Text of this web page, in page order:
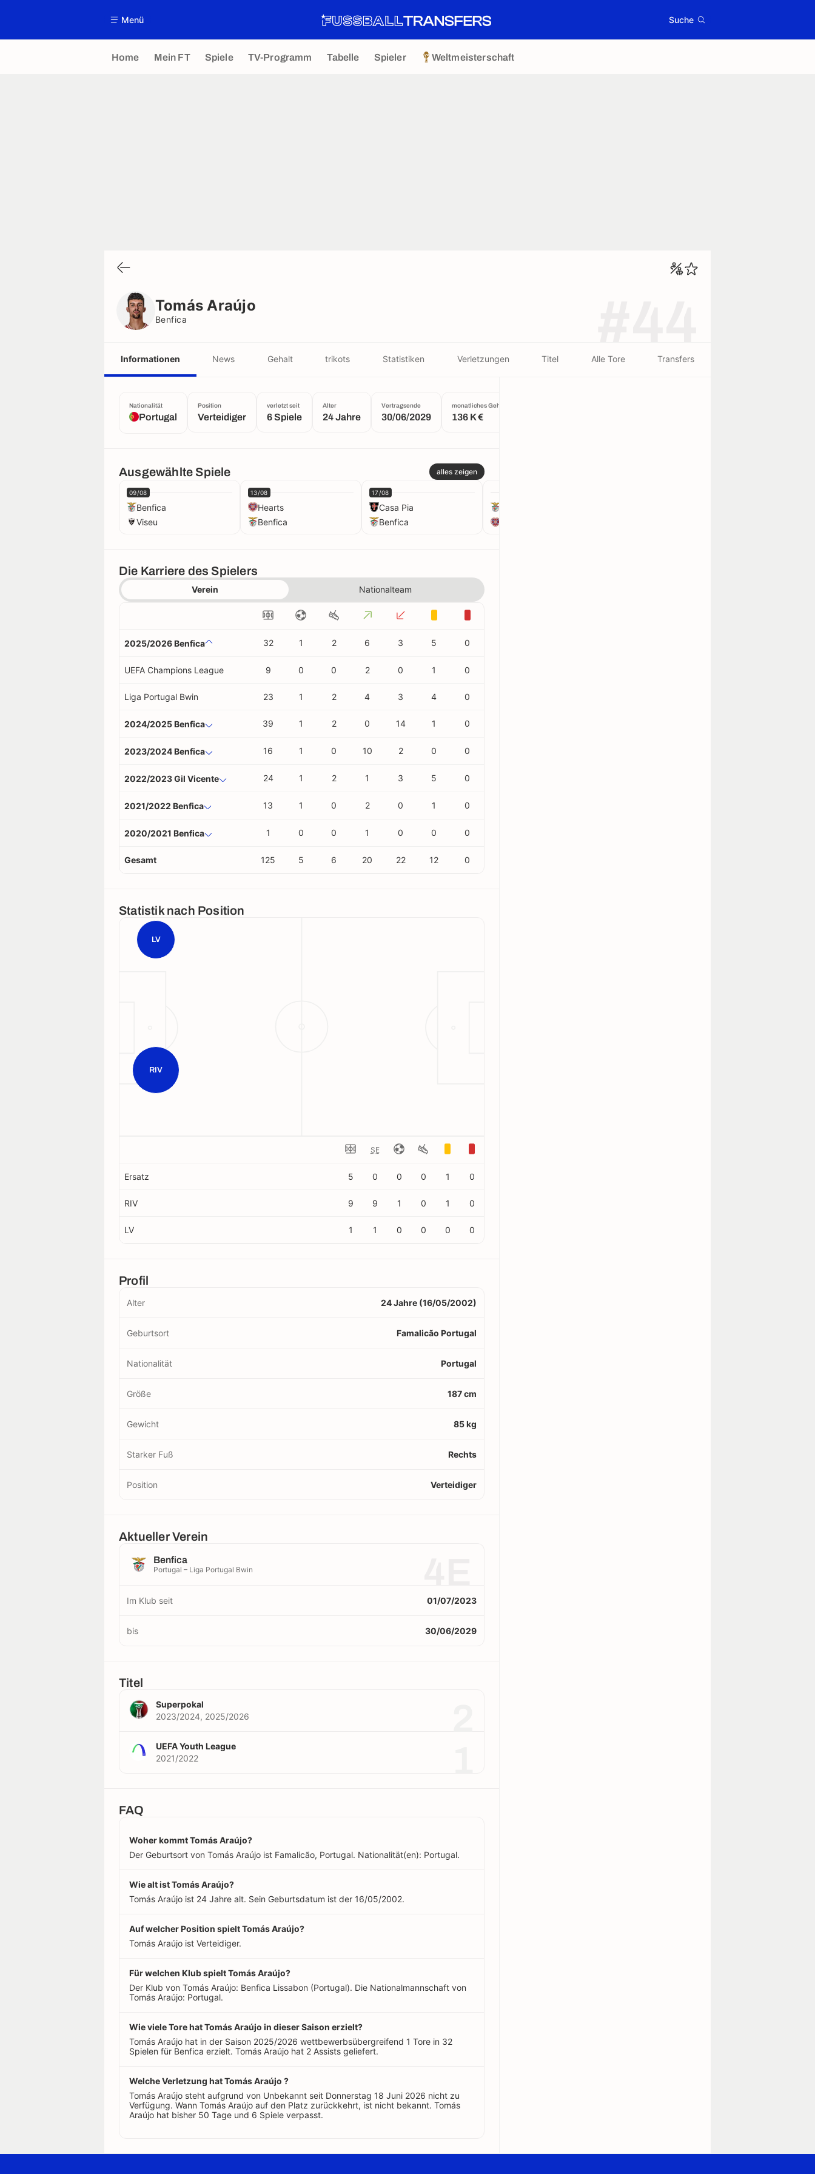
Menü Suche
Home Mein FT Spiele TV-Programm Tabelle Spieler Weltmeisterschaft
Tomás Araújo
Benfica
Informationen News Gehalt trikots Statistiken Verletzungen Titel Alle Tore Transfers
Nationalität
Portugal
Position
Verteidiger
verletzt seit
6 Spiele
Alter
24 Jahre
Vertragsende
30/06/2029
monatliches Gehalt
136 K €
Ausgewählte Spiele alles zeigen
09/08
Benfica
Viseu
13/08
Hearts
Benfica
17/08
Casa Pia
Benfica
Die Karriere des Spielers
Verein Nationalteam
2025/2026 Benfica 32 1 2 6 3 5 0
UEFA Champions League 9 0 0 2 0 1 0
Liga Portugal Bwin 23 1 2 4 3 4 0
2024/2025 Benfica 39 1 2 0 14 1 0
2023/2024 Benfica 16 1 0 10 2 0 0
2022/2023 Gil Vicente 24 1 2 1 3 5 0
2021/2022 Benfica 13 1 0 2 0 1 0
2020/2021 Benfica 1 0 0 1 0 0 0
Gesamt 125 5 6 20 22 12 0
Statistik nach Position
RIV
LV
SE
Ersatz 5 0 0 0 1 0
RIV 9 9 1 0 1 0
LV 1 1 0 0 0 0
Profil
Alter 24 Jahre (16/05/2002)
Geburtsort Famalicão Portugal
Nationalität Portugal
Größe 187 cm
Gewicht 85 kg
Starker Fuß Rechts
Position Verteidiger
Aktueller Verein
Benfica
Portugal – Liga Portugal Bwin
Im Klub seit 01/07/2023
bis 30/06/2029
Titel
Superpokal
2023/2024, 2025/2026
UEFA Youth League
2021/2022
FAQ
Woher kommt Tomás Araújo?
Der Geburtsort von Tomás Araújo ist Famalicão, Portugal. Nationalität(en): Portugal.
Wie alt ist Tomás Araújo?
Tomás Araújo ist 24 Jahre alt. Sein Geburtsdatum ist der 16/05/2002.
Auf welcher Position spielt Tomás Araújo?
Tomás Araújo ist Verteidiger.
Für welchen Klub spielt Tomás Araújo?
Der Klub von Tomás Araújo: Benfica Lissabon (Portugal). Die Nationalmannschaft von
Tomás Araújo: Portugal.
Wie viele Tore hat Tomás Araújo in dieser Saison erzielt?
Tomás Araújo hat in der Saison 2025/2026 wettbewerbsübergreifend 1 Tore in 32
Spielen für Benfica erzielt. Tomás Araújo hat 2 Assists geliefert.
Welche Verletzung hat Tomás Araújo ?
Tomás Araújo steht aufgrund von Unbekannt seit Donnerstag 18 Juni 2026 nicht zu
Verfügung. Wann Tomás Araújo auf den Platz zurückkehrt, ist nicht bekannt. Tomás
Araújo hat bisher 50 Tage und 6 Spiele verpasst.